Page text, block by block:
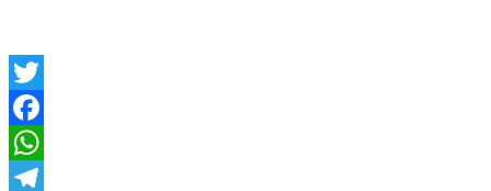
Twitter
Facebook
WhatsApp